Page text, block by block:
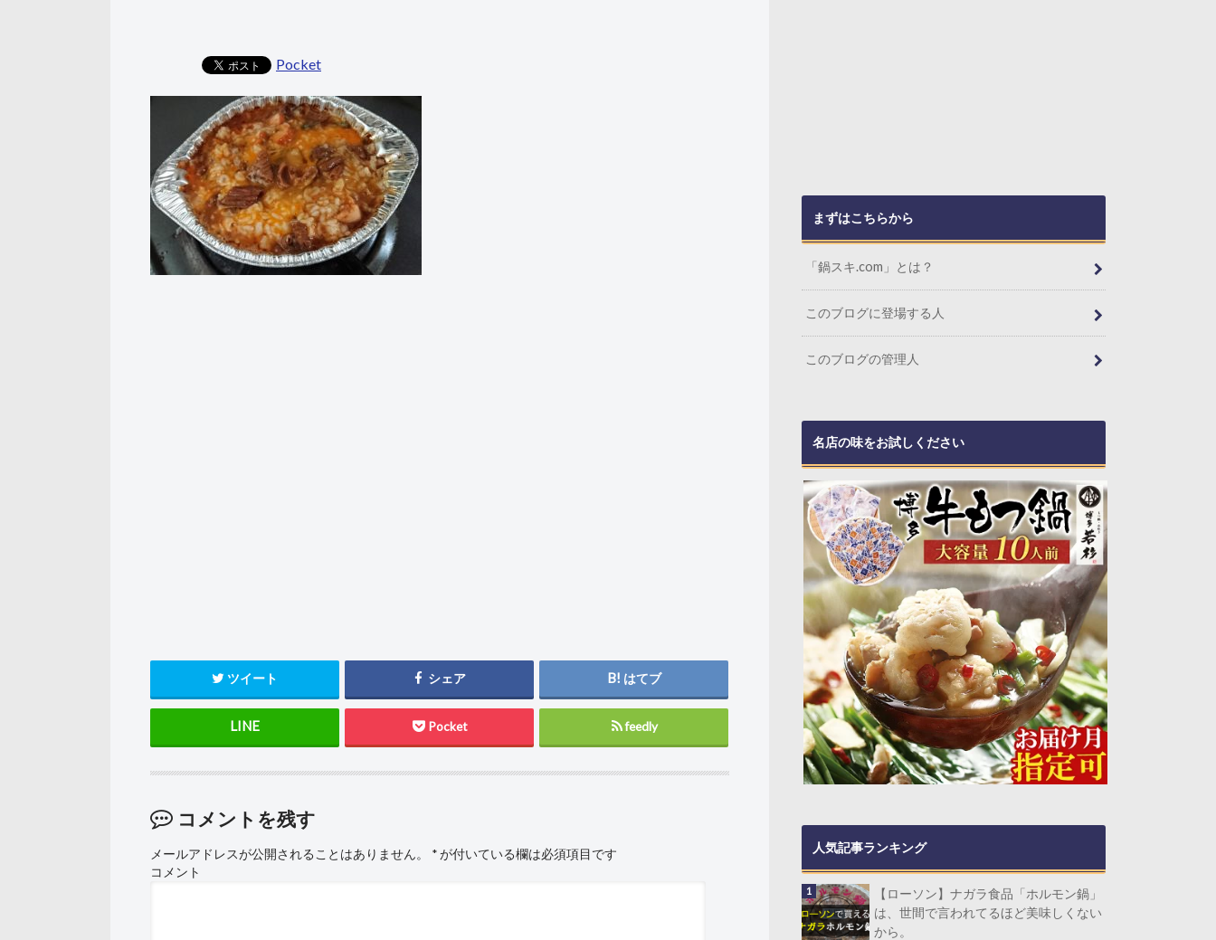
Pocket
ツイート シェア はてブ
Pocket feedly
コメントを残す
メールアドレスが公開されることはありません。 *が付いている欄は必須項目です
コメント
まずはこちらから
「鍋スキ.com」とは？
このブログに登場する人
このブログの管理人
名店の味をお試しください
人気記事ランキング
【ローソン】ナガラ食品「ホルモン鍋」
は、世間で言われてるほど美味しくない
から。